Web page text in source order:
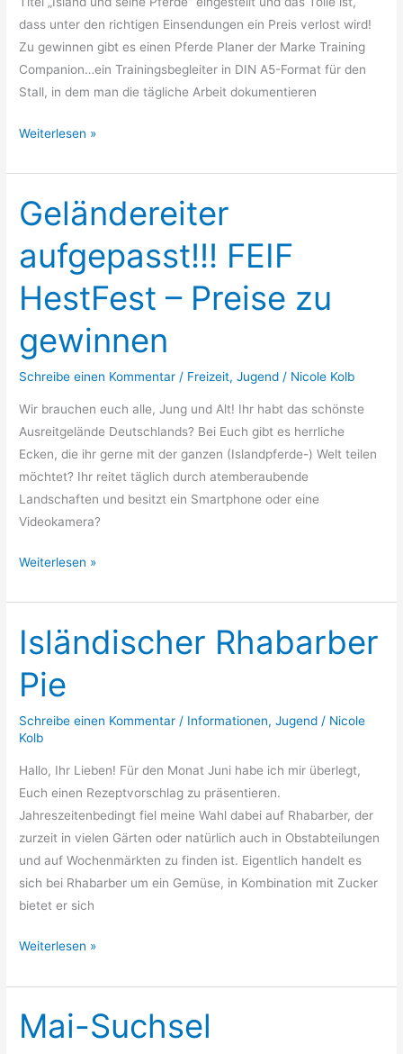
dass unter den richtigen Einsendungen ein Preis verlost wird!
Zu gewinnen gibt es einen Pferde Planer der Marke Training
Companion…ein Trainingsbegleiter in DIN A5-Format für den
Stall, in dem man die tägliche Arbeit dokumentieren
Weiterlesen »
Geländereiter
aufgepasst!!! FEIF
HestFest – Preise zu
gewinnen
Schreibe einen Kommentar / Freizeit,Jugend / Nicole Kolb
Wir brauchen euch alle, Jung und Alt! Ihr habt das schönste
Ausreitgelände Deutschlands? Bei Euch gibt es herrliche
Ecken, die ihr gerne mit der ganzen (Islandpferde-) Welt teilen
möchtet? Ihr reitet täglich durch atemberaubende
Landschaften und besitzt ein Smartphone oder eine
Videokamera?
Geländereiter
aufgepasst!!!
FEIF
HestFest
Preise
zu
gewinnen
Weiterlesen »
Isländischer Rhabarber
Pie
Schreibe einen Kommentar / Informationen,Jugend / Nicole
Kolb
Hallo, Ihr Lieben! Für den Monat Juni habe ich mir überlegt,
Euch einen Rezeptvorschlag zu präsentieren.
Jahreszeitenbedingt fiel meine Wahl dabei auf Rhabarber, der
zurzeit in vielen Gärten oder natürlich auch in Obstabteilungen
und auf Wochenmärkten zu finden ist. Eigentlich handelt es
sich bei Rhabarber um ein Gemüse, in Kombination mit Zucker
bietet er sich
Isländischer
Rhabarber
Pie
Weiterlesen »
Mai-Suchsel
Mai-
Suchsel